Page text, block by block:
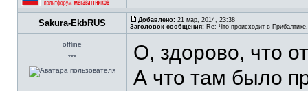
Sakura-EkbRUS Добавлено: 21 мар, 2014, 23:38
Заголовок сообщения: Re: Что происходит в Прибалтике.
offline
***
О, здорово, что
А что там было